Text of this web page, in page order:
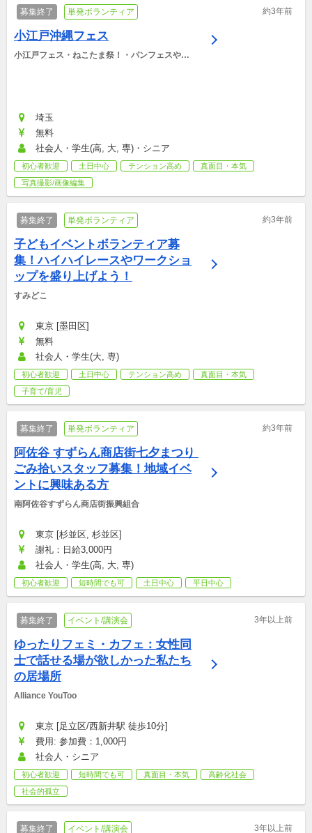
募集終了 単発ボランティア 約3年前
小江戸沖縄フェス
小江戸フェス・ねこたま祭！・パンフェスやろ
埼玉
無料
社会人・学生(高, 大, 専)・シニア
初心者歓迎 土日中心 テンション高め
真面目・本気
写真撮影/画像編集
募集終了 単発ボランティア 約3年前
子どもイベントボランティア募
集！ハイハイレースやワークショ
ップを盛り上げよう！
すみどこ
東京 [墨田区]
無料
社会人・学生(大, 専)
初心者歓迎 土日中心 テンション高め
真面目・本気
子育て/育児
募集終了 単発ボランティア 約3年前
阿佐谷 すずらん商店街七夕まつり
ごみ拾いスタッフ募集！地域イベ
ントに興味ある方
南阿佐谷すずらん商店街振興組合
東京 [杉並区, 杉並区]
謝礼：日給3,000円
社会人・学生(高, 大, 専)
初心者歓迎 短時間でも可 土日中心 平日中心
募集終了 イベント/講演会 3年以上前
ゆったりフェミ・カフェ：女性同
士で話せる場が欲しかった私たち
の居場所
Alliance YouToo
東京 [足立区/西新井駅 徒歩10分]
費用: 参加費：1,000円
社会人・シニア
初心者歓迎 短時間でも可 真面目・本気
高齢化社会
社会的孤立
募集終了 イベント/講演会 3年以上前